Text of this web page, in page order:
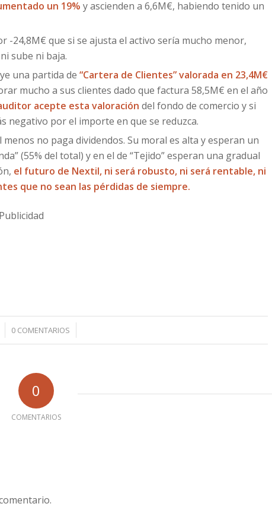
un 19% y ascienden a 6,6M€, habiendo tenido un
-24,8M€ que si se ajusta el activo sería mucho menor,
sube ni baja.
una partida de “Cartera de Clientes” valorada en 23,4M€
mucho a sus clientes dado que factura 58,5M€ en el año
acepte esta valoración del fondo de comercio y si
negativo por el importe en que se reduzca.
menos no paga dividendos. Su moral es alta y esperan un
(55% del total) y en el de “Tejido” esperan una gradual
el futuro de Nextil, ni será robusto, ni será rentable, ni
que no sean las pérdidas de siempre.
0 COMENTARIOS
/
0
COMENTARIOS